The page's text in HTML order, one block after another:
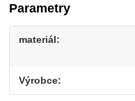
Parametry
materiál
Výrobce